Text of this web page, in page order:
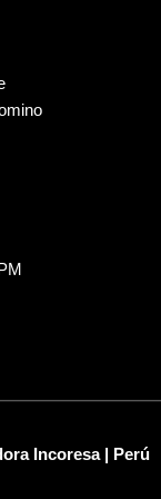
Incoresa | Perú